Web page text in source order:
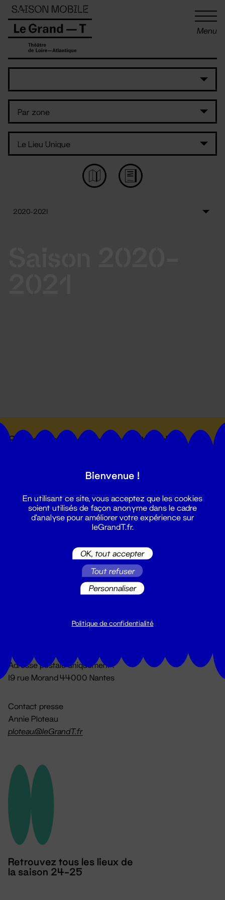
Menu
Suivez toutes les actualités du
Du lundi au vendredi 14h → 18h
Adresse postale uniquement :
19 rue Morand 44000 Nantes
Contact presse
Annie Ploteau
ploteau@leGrandT.fr
Retrouvez tous les lieux de
la saison 24-25
Panneau de gestion des cookies
Bienvenue !
En utilisant ce site, vous acceptez que les cookies
soient utilisés de façon anonyme dans le cadre
d'analyse pour améliorer votre expérience sur
leGrandT.fr.
OK, tout accepter
Tout refuser
Personnaliser
Politique de confidentialité